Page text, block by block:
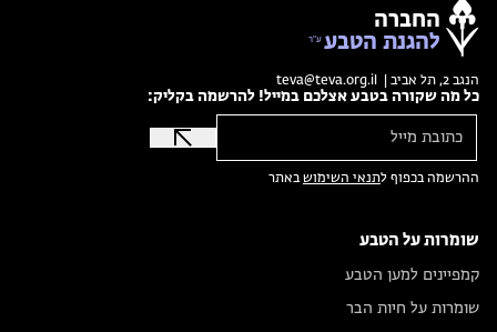
החברה
להגנת הטבע
הנגב 2, תל אביב | teva@teva.org.il
כל מה שקורה בטבע אצלכם במייל! להרשמה בקליק:
ההרשמה בכפוף לתנאי השימושבאתר
שומרות על הטבע
קמפיינים למען הטבע
שומרות על חיות הבר